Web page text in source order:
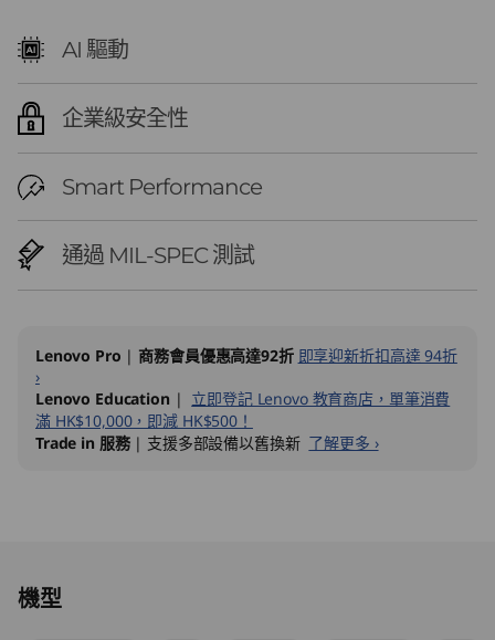
p
o
p
AI 驅動
企業級安全性
Smart Performance
通過 MIL-SPEC 測試
Lenovo Pro | 商務會員優惠高達92折 即享迎新折扣高達 94折
›
Lenovo Education | 立即登記 Lenovo 教育商店，單筆消費
滿 HK$10,000，即減 HK$500！
Trade in 服務| 支援多部設備以舊換新 了解更多 ›
機型